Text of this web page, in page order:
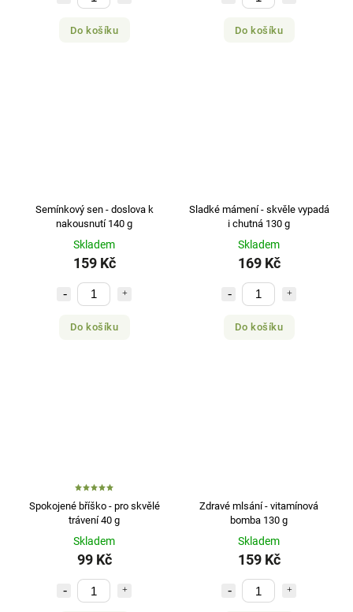
Do košíku Do košíku
Semínkový sen - doslova k
nakousnutí 140 g
Skladem
159 Kč
Do košíku
Sladké mámení - skvěle vypadá
i chutná 130 g
Skladem
169 Kč
Do košíku
Spokojené bříško - pro skvělé
trávení 40 g
Skladem
99 Kč
Zdravé mlsání - vitamínová
bomba 130 g
Skladem
159 Kč